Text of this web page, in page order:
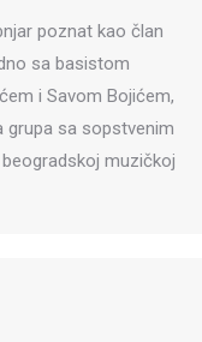
poznat kao član
sa basistom
i Savom Bojićem,
grupa sa sopstvenim
muzičkoj